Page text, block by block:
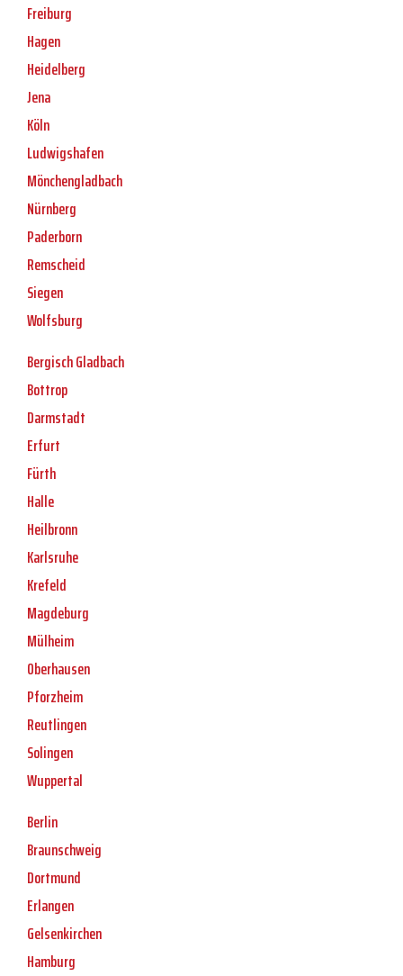
Freiburg
Hagen
Heidelberg
Jena
Köln
Ludwigshafen
Mönchengladbach
Nürnberg
Paderborn
Remscheid
Siegen
Wolfsburg
Bergisch Gladbach
Bottrop
Darmstadt
Erfurt
Fürth
Halle
Heilbronn
Karlsruhe
Krefeld
Magdeburg
Mülheim
Oberhausen
Pforzheim
Reutlingen
Solingen
Wuppertal
Berlin
Braunschweig
Dortmund
Erlangen
Gelsenkirchen
Hamburg